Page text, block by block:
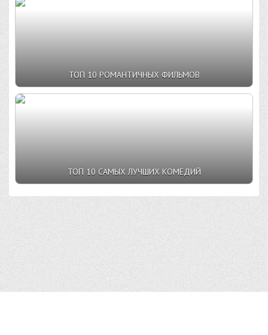
ТОП 10 РОМАНТИЧНЫХ ФИЛЬМОВ
ТОП 10 САМЫХ ЛУЧШИХ КОМЕДИЙ